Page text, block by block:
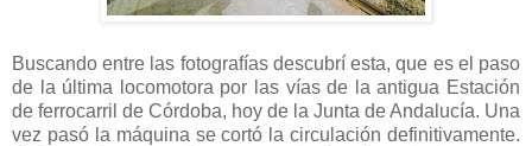
Buscando entre las fotografías descubrí esta, que es el paso
de la última locomotora por las vías de la antigua Estación
de ferrocarril de Córdoba, hoy de la Junta de Andalucía. Una
vez pasó la máquina se cortó la circulación definitivamente.